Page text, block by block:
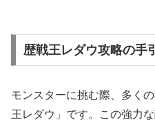
歴戦王レダウ攻略の手
モンスターに挑む際、多く
王レダウ」です。この強力